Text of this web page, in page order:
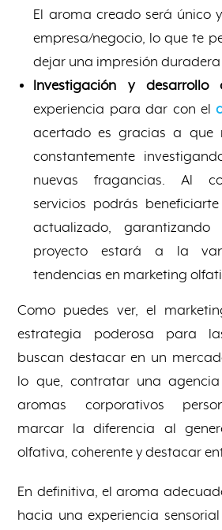
El aroma creado será único
empresa/negocio, lo que te
dejar una impresión duradera
Investigación y desarrollo
experiencia para dar con el
acertado es gracias a que
constantemente
nuevas fragancias. Al
servicios podrás
actualizado,
proyecto estará a la
tendencias en marketing
Como puedes ver, el
estrategia poderosa para
buscan destacar en un
lo que, contratar una
aromas corporativos
marcar la diferencia al
olfativa, coherente y destacar
En definitiva, el aroma
hacia una experiencia